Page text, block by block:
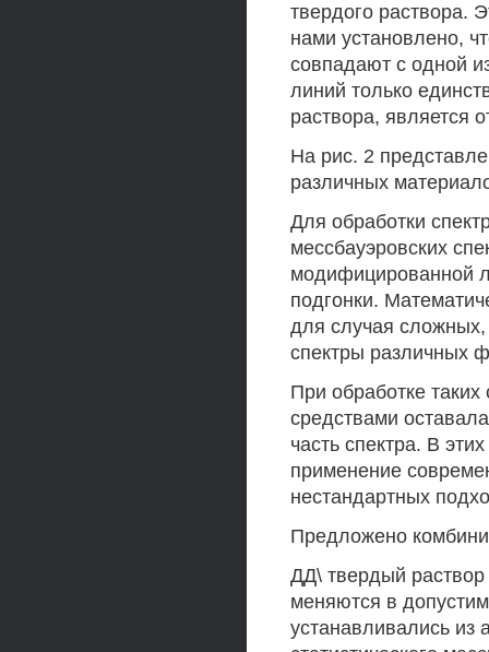
твердого раствора.
нами установлено,
совпадают с одной
линий только
раствора, является
На рис. 2
различных
Для обработки
мессбауэровских
модифицированной
подгонки.
для случая
спектры различных
При обработке
средствами
часть спектра. В
применение
нестандартных
Предложено
ДД\ твердый раствор
меняются в
устанавливались